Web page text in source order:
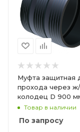
Муфта защитная
прохода через
колодец D 900
Товар в наличии
По запросу